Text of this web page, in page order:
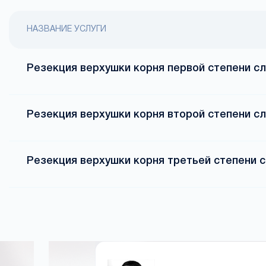
НАЗВАНИЕ УСЛУГИ
Резекция верхушки корня первой степени
Резекция верхушки корня второй степени
Резекция верхушки корня третьей степени